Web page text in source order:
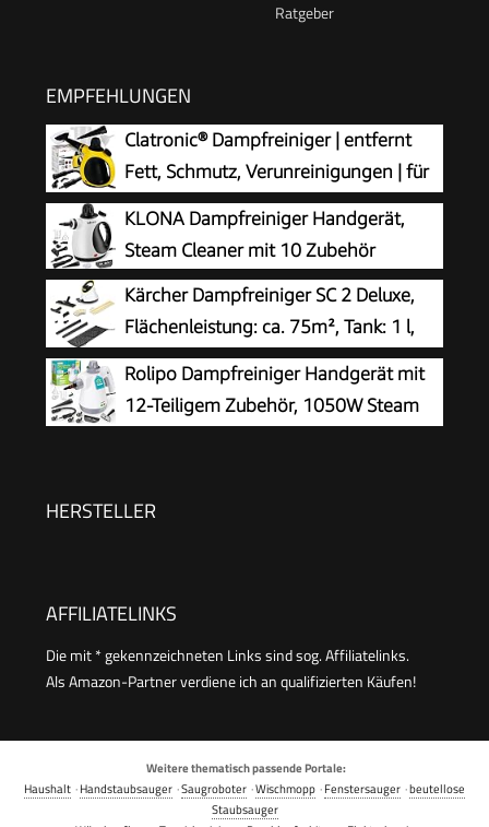
EMPFEHLUNGEN
Clatronic® Dampfreiniger | entfernt
Fett, Schmutz, Verunreinigungen | für
Auto, Küche, Bad, Polster | chemiefrei |
Steam Cleaner | 360° Dampfdüse | Handgerät
mit 5 m Kabel & Zubehör | DR 3653
KLONA Dampfreiniger Handgerät,
Steam Cleaner mit 10 Zubehör
Kärcher Dampfreiniger SC 2 Deluxe,
Flächenleistung: ca. 75m², Tank: 1 l,
Dampfdruck: max. 3,2 bar, Aufheizzeit:
6,5 min., Heizleistung: 1.500 W, mit
Bodenreinigungsset EasyFix und 3 Düsen,Single
Rolipo Dampfreiniger Handgerät mit
12-Teiligem Zubehör, 1050W Steam
Hochdruck-Dampf gegen Schmutz Fett &
HERSTELLER
AFFILIATELINKS
Die mit * gekennzeichneten Links sind sog. Affiliatelinks.
Als Amazon-Partner verdiene ich an qualifizierten Käufen!
Weitere thematisch passende Portale:
Haushalt ·Handstaubsauger ·Saugroboter ·Wischmopp ·Fenstersauger ·beutellose
Staubsauger